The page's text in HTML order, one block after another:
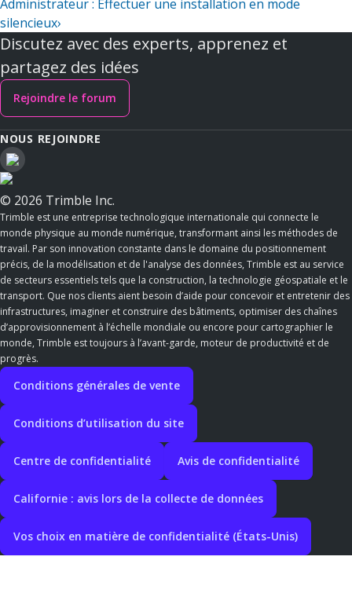
Administrateur : Effectuer une installation en mode
silencieux›
Discutez avec des experts, apprenez et
partagez des idées
Rejoindre le forum
NOUS REJOINDRE
© 2026 Trimble Inc.
Trimble est une entreprise technologique internationale qui connecte le
monde physique au monde numérique, transformant ainsi les méthodes de
travail. Par son innovation constante dans le domaine du positionnement
précis, de la modélisation et de l'analyse des données, Trimble est au service
de secteurs essentiels tels que la construction, la technologie géospatiale et le
transport. Que nos clients aient besoin d’aide pour concevoir et entretenir des
infrastructures, imaginer et construire des bâtiments, optimiser des chaînes
d’approvisionnement à l’échelle mondiale ou encore pour cartographier le
monde, Trimble est toujours à l’avant-garde, moteur de productivité et de
progrès.
Conditions générales de vente
Conditions d’utilisation du site
Centre de confidentialité Avis de confidentialité
Californie : avis lors de la collecte de données
Vos choix en matière de confidentialité (États-Unis)